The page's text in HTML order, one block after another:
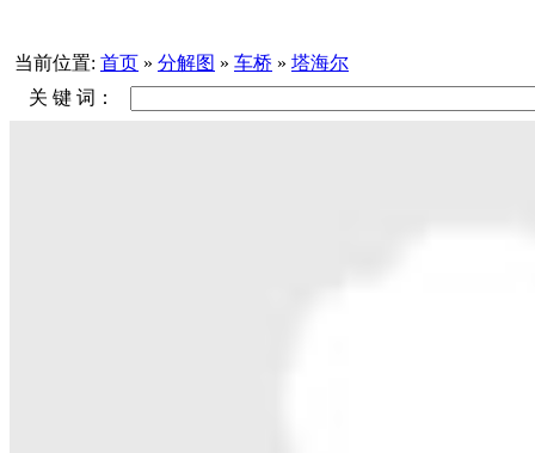
当前位置: 首页 » 分解图 » 车桥 » 塔海尔
关 键 词：